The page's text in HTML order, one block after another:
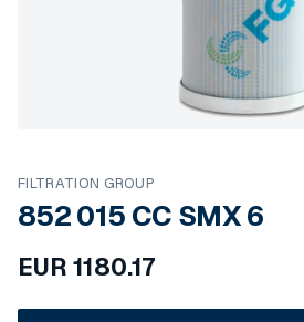
FILTRATION GROUP
852 015 CC SMX 6
EUR 1180.17